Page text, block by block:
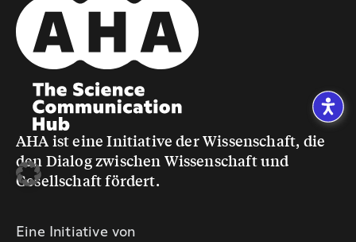
AHA ist eine Initiative der Wissenschaft, die
den Dialog zwischen Wissenschaft und
Gesellschaft fördert.
Eine Initiative von